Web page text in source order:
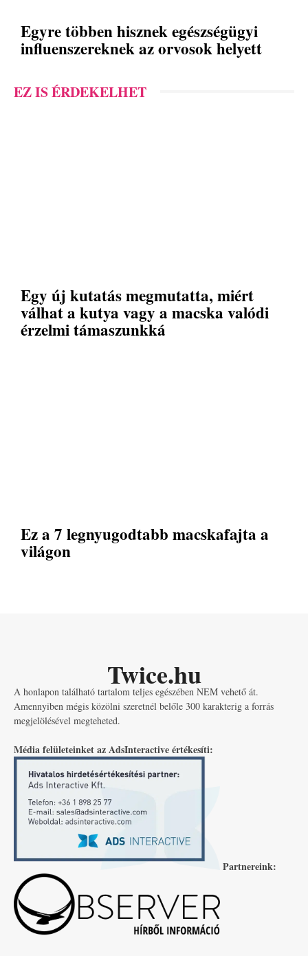
Egyre többen hisznek egészségügyi
influenszereknek az orvosok helyett
EZ IS ÉRDEKELHET
Egy új kutatás megmutatta, miért
válhat a kutya vagy a macska valódi
érzelmi támaszunkká
Ez a 7 legnyugodtabb macskafajta a
világon
Twice.hu
A honlapon található tartalom teljes egészében NEM vehető át.
Amennyiben mégis közölni szeretnél belőle 300 karakterig a forrás
megjelölésével megteheted.
Média felületeinket az AdsInteractive értékesíti:
Partnereink: